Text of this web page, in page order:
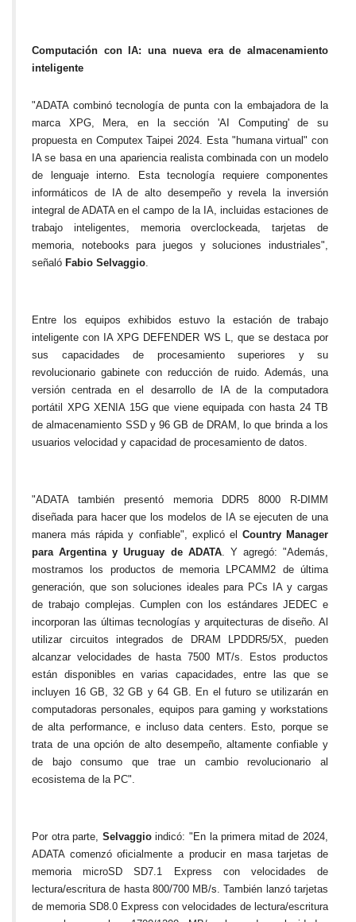
Computación con IA: una nueva era de almacenamiento
inteligente
"ADATA combinó tecnología de punta con la embajadora de la
marca XPG, Mera, en la sección 'AI Computing' de su
propuesta en Computex Taipei 2024. Esta "humana virtual" con
IA se basa en una apariencia realista combinada con un modelo
de lenguaje interno. Esta tecnología requiere componentes
informáticos de IA de alto desempeño y revela la inversión
integral de ADATA en el campo de la IA, incluidas estaciones de
trabajo inteligentes, memoria overclockeada, tarjetas de
memoria, notebooks para juegos y soluciones industriales",
señaló Fabio Selvaggio.
Entre los equipos exhibidos estuvo la estación de trabajo
inteligente con IA XPG DEFENDER WS L, que se destaca por
sus capacidades de procesamiento superiores y su
revolucionario gabinete con reducción de ruido. Además, una
versión centrada en el desarrollo de IA de la computadora
portátil XPG XENIA 15G que viene equipada con hasta 24 TB
de almacenamiento SSD y 96 GB de DRAM, lo que brinda a los
usuarios velocidad y capacidad de procesamiento de datos.
"ADATA también presentó memoria DDR5 8000 R-DIMM
diseñada para hacer que los modelos de IA se ejecuten de una
manera más rápida y confiable", explicó el Country Manager
para Argentina y Uruguay de ADATA. Y agregó: "Además,
mostramos los productos de memoria LPCAMM2 de última
generación, que son soluciones ideales para PCs IA y cargas
de trabajo complejas. Cumplen con los estándares JEDEC e
incorporan las últimas tecnologías y arquitecturas de diseño. Al
utilizar circuitos integrados de DRAM LPDDR5/5X, pueden
alcanzar velocidades de hasta 7500 MT/s. Estos productos
están disponibles en varias capacidades, entre las que se
incluyen 16 GB, 32 GB y 64 GB. En el futuro se utilizarán en
computadoras personales, equipos para gaming y workstations
de alta performance, e incluso data centers. Esto, porque se
trata de una opción de alto desempeño, altamente confiable y
de bajo consumo que trae un cambio revolucionario al
ecosistema de la PC".
Por otra parte, Selvaggioindicó: "En la primera mitad de 2024,
ADATA comenzó oficialmente a producir en masa tarjetas de
memoria microSD SD7.1 Express con velocidades de
lectura/escritura de hasta 800/700 MB/s. También lanzó tarjetas
de memoria SD8.0 Express con velocidades de lectura/escritura